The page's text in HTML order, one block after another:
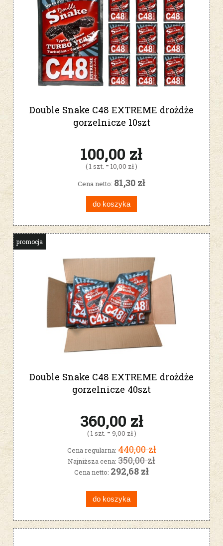
Double Snake C48 EXTREME drożdże
gorzelnicze 10szt
100,00 zł
( 1 szt. = 10,00 zł )
Cena netto: 81,30 zł
do koszyka
Double Snake C48 EXTREME drożdże
gorzelnicze 40szt
360,00 zł
( 1 szt. = 9,00 zł )
Cena regularna:440,00 zł
Najniższa cena: 350,00 zł
Cena netto: 292,68 zł
do koszyka
promocja